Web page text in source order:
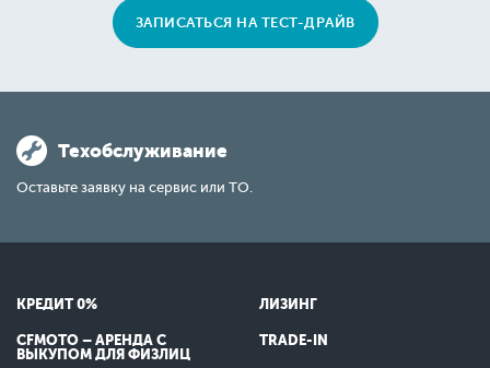
ЗАПИСАТЬСЯ НА ТЕСТ-ДРАЙВ
Техобслуживание
Оставьте заявку на сервис или ТО.
КРЕДИТ 0% ЛИЗИНГ
CFMOTO – АРЕНДА С
ВЫКУПОМ ДЛЯ ФИЗЛИЦ
TRADE-IN